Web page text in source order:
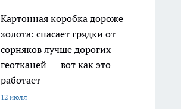
Картонная коробка дороже
золота: спасает грядки от
сорняков лучше дорогих
геотканей — вот как это
работает
12 июля